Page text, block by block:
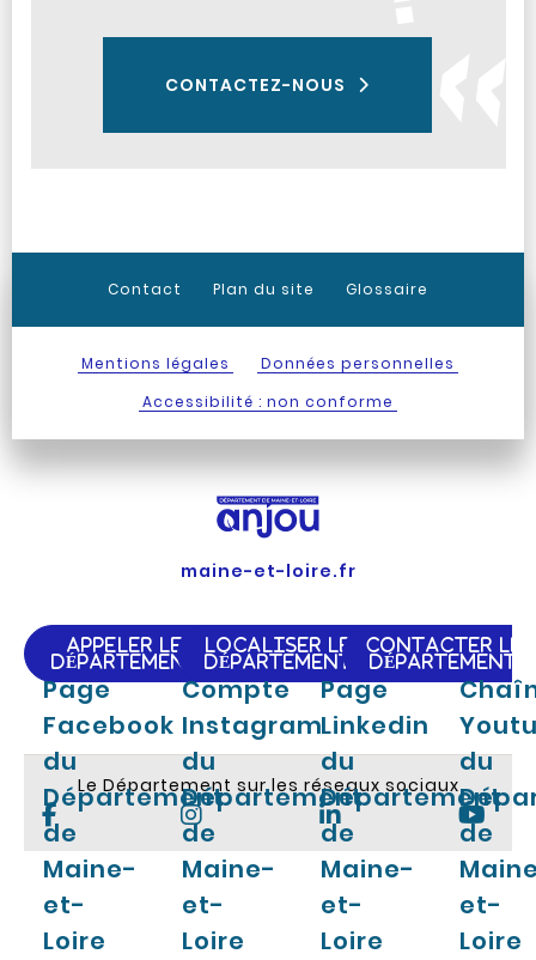
CONTACTEZ-NOUS
Contact Plan du site Glossaire
Mentions légales
Données personnelles
Accessibilité : non conforme
maine-et-loire.fr
APPELER LE
DÉPARTEMENT
LOCALISER LE
DÉPARTEMENT
CONTACTER LE
DÉPARTEMENT
Le Département sur les réseaux sociaux
Page
Facebook
du
Département
de
Maine-
et-
Loire
Compte
Instagram
du
Département
de
Maine-
et-
Loire
Page
Linkedin
du
Département
de
Maine-
et-
Loire
du
de
et-
Loire